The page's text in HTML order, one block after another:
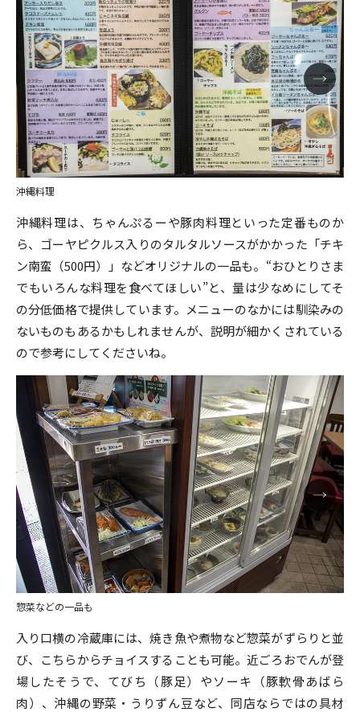
沖縄料理
沖縄料理は、ちゃんぷるーや豚肉料理といった定番ものか
ら、ゴーヤピクルス入りのタルタルソースがかかった「チキ
ン南蛮（500円）」などオリジナルの一品も。“おひとりさま
でもいろんな料理を食べてほしい”と、量は少なめにしてそ
の分低価格で提供しています。メニューのなかには馴染みの
ないものもあるかもしれませんが、説明が細かくされている
ので参考にしてくださいね。
惣菜などの一品も
入り口横の冷蔵庫には、焼き魚や煮物など惣菜がずらりと並
び、こちらからチョイスすることも可能。近ごろおでんが登
場したそうで、てびち（豚足）やソーキ（豚軟骨あばら
肉）、沖縄の野菜・うりずん豆など、同店ならではの具材